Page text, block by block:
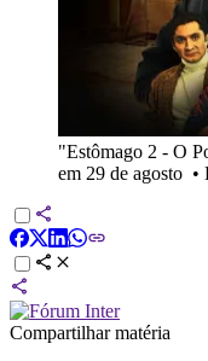
"Estômago 2 - O
em 29 de agosto •
Compartilhar matéria